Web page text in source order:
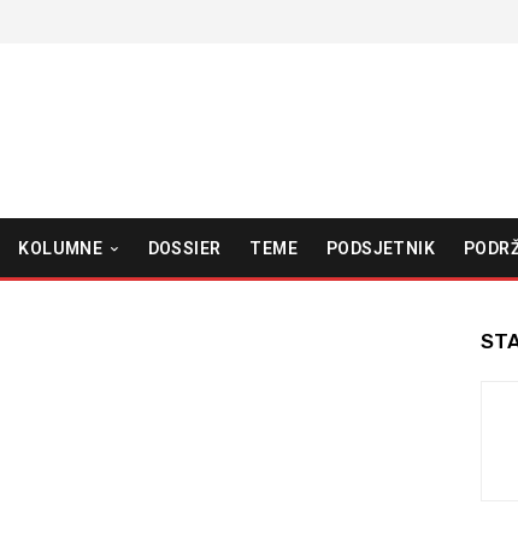
KOLUMNE DOSSIER TEME PODSJETNIK